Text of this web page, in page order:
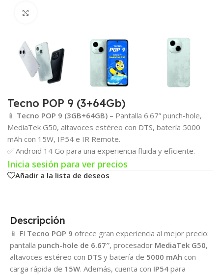
Tecno POP 9 (3+64Gb)
📱 Tecno POP 9 (3GB+64GB) – Pantalla 6.67” punch-hole,
MediaTek G50, altavoces estéreo con DTS, batería 5000
mAh con 15W, IP54 e IR Remote.
✅ Android 14 Go para una experiencia fluida y eficiente.
Inicia sesión para ver precios
Añadir a la lista de deseos
Descripción
📱 El Tecno POP 9 ofrece gran experiencia al mejor precio:
pantalla punch-hole de 6.67″, procesador MediaTek G50,
altavoces estéreo con DTS y batería de 5000 mAh con
carga rápida de 15W. Además, cuenta con IP54 para